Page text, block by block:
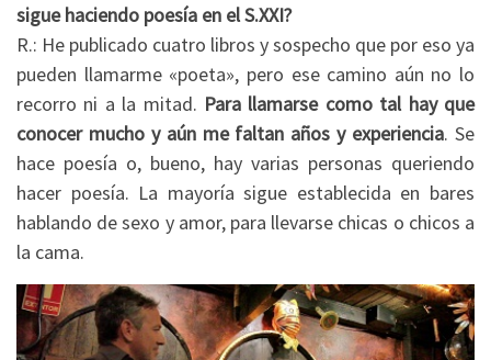
sigue haciendo poesía en el S.XXI?
R.: He publicado cuatro libros y sospecho que por eso ya
pueden llamarme «poeta», pero ese camino aún no lo
recorro ni a la mitad. Para llamarse como tal hay que
conocer mucho y aún me faltan años y experiencia. Se
hace poesía o, bueno, hay varias personas queriendo
hacer poesía. La mayoría sigue establecida en bares
hablando de sexo y amor, para llevarse chicas o chicos a
la cama.